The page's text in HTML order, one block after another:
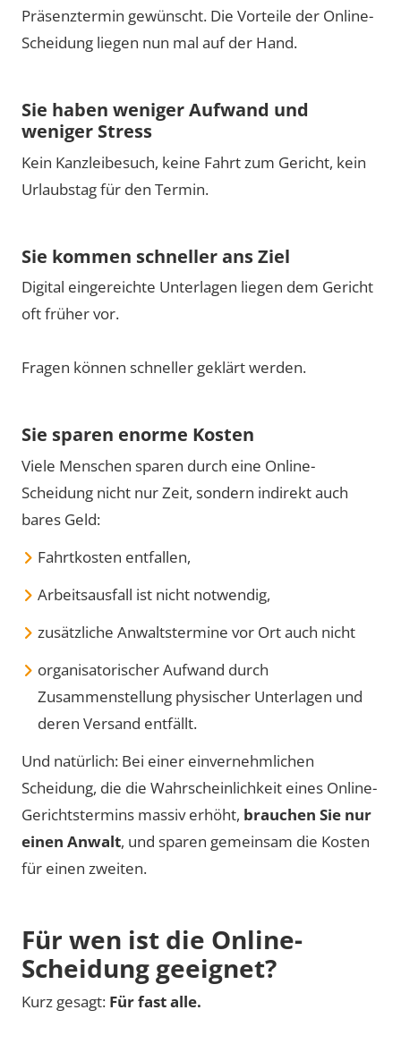
Präsenztermin gewünscht. Die Vorteile der Online-
Scheidung liegen nun mal auf der Hand.
Sie haben weniger Aufwand und
weniger Stress
Kein Kanzleibesuch, keine Fahrt zum Gericht, kein
Urlaubstag für den Termin.
Sie kommen schneller ans Ziel
Digital eingereichte Unterlagen liegen dem Gericht
oft früher vor.
Fragen können schneller geklärt werden.
Sie sparen enorme Kosten
Viele Menschen sparen durch eine Online-
Scheidung nicht nur Zeit, sondern indirekt auch
bares Geld:
Fahrtkosten entfallen,
Arbeitsausfall ist nicht notwendig,
zusätzliche Anwaltstermine vor Ort auch nicht
organisatorischer Aufwand durch
Zusammenstellung physischer Unterlagen und
deren Versand entfällt.
Und natürlich: Bei einer einvernehmlichen
Scheidung, die die Wahrscheinlichkeit eines Online-
Gerichtstermins massiv erhöht, brauchen Sie nur
einen Anwalt, und sparen gemeinsam die Kosten
für einen zweiten.
Für wen ist die Online-
Scheidung geeignet?
Kurz gesagt: Für fast alle.